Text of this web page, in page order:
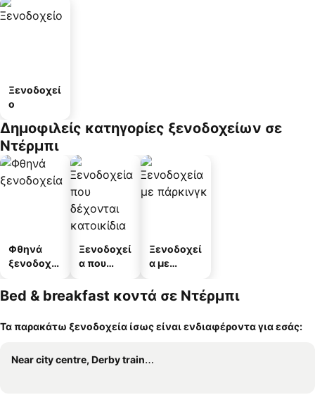
Ξενοδοχεί
ο
Δημοφιλείς κατηγορίες ξενοδοχείων σε
Ντέρμπι
Φθηνά
ξενοδοχεί
Ξενοδοχεί
α που
κατοικίδι
Ξενοδοχεί
α με
Bed & breakfast κοντά σε Ντέρμπι
Τα παρακάτω ξενοδοχεία ίσως είναι ενδιαφέροντα για εσάς:
Near city centre, Derby train station and royal Derby hospital